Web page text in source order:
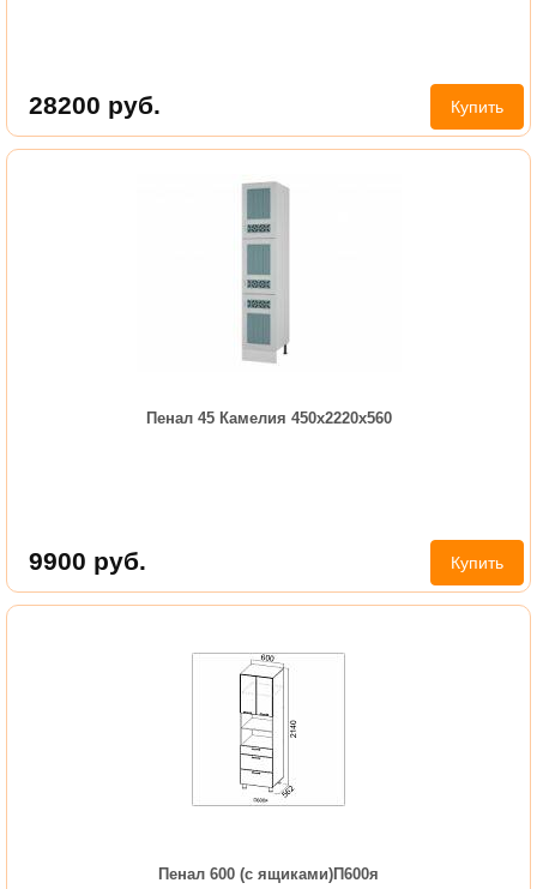
28200 руб. Купить
Пенал 45 Камелия 450х2220х560
9900 руб. Купить
Пенал 600 (с ящиками)П600я